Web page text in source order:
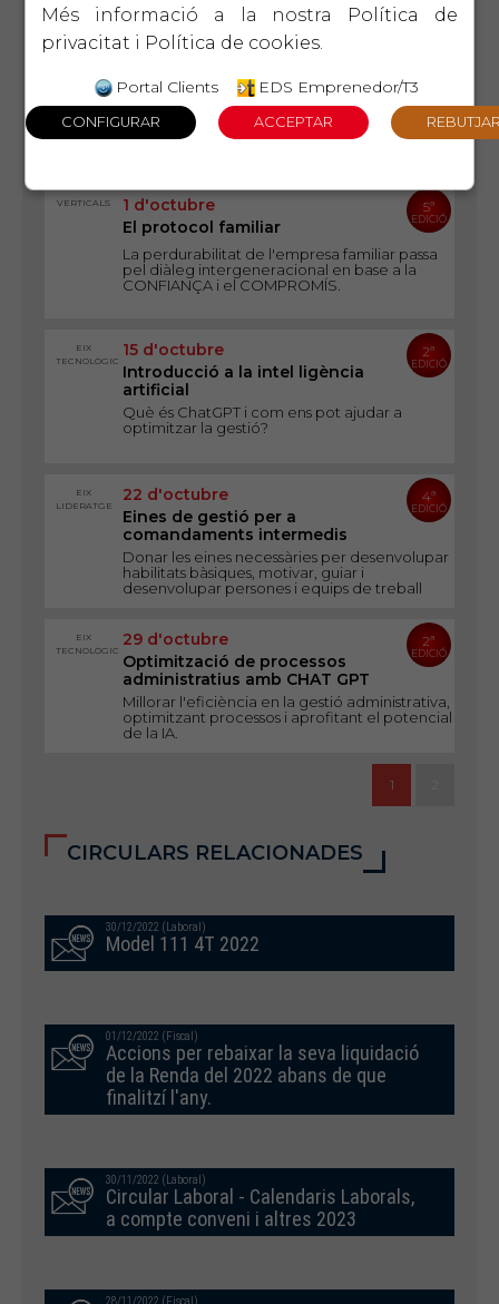
decisions estratègiques.
Lideratge productiu
Un taller pràctic per millorar la productivitat
pròpia i la de l equip amb un lideratge
autèntic i sostenible
VERTICALS
1 d'octubre
El protocol familiar
La perdurabilitat de l'empresa familiar passa
pel diàleg intergeneracional en base a la
CONFIANÇA i el COMPROMÍS.
5ª
EDICIÓ
EIX
TECNOLÒGIC
15 d'octubre
Introducció a la intel ligència
artificial
Què és ChatGPT i com ens pot ajudar a
optimitzar la gestió?
2ª
EDICIÓ
EIX
LIDERATGE
22 d'octubre
Eines de gestió per a
comandaments intermedis
Donar les eines necessàries per desenvolupar
habilitats bàsiques, motivar, guiar i
desenvolupar persones i equips de treball
4ª
EDICIÓ
EIX
TECNOLÒGIC
29 d'octubre
Optimització de processos
administratius amb CHAT GPT
Millorar l'eficiència en la gestió administrativa,
optimitzant processos i aprofitant el potencial
de la IA.
2ª
EDICIÓ
1
CIRCULARS RELACIONADES
30/12/2022 (Laboral)
Model 111 4T 2022
01/12/2022 (Fiscal)
Accions per rebaixar la seva liquidació
de la Renda del 2022 abans de que
finalitzí l'any.
30/11/2022 (Laboral)
Circular Laboral - Calendaris Laborals,
a compte conveni i altres 2023
Més informació a la nostra
Política de
privacitat i Política de cookies.
Portal Clients EDS Emprenedor/T3